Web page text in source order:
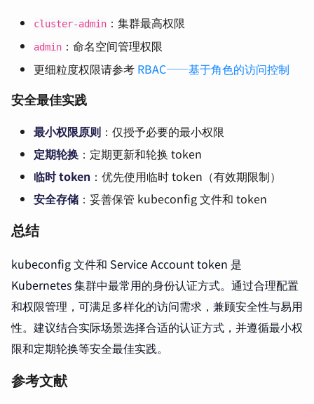
cluster-admin ：集群最高权限
admin ：命名空间管理权限
更细粒度权限请参考 RBAC——基于角色的访问控制
安全最佳实践
最小权限原则 ：仅授予必要的最小权限
定期轮换 ：定期更新和轮换 token
临时 token ：优先使用临时 token（有效期限制）
安全存储 ：妥善保管 kubeconfig 文件和 token
总结
kubeconfig 文件和 Service Account token 是
Kubernetes 集群中最常用的身份认证方式。通过合理配置
和权限管理，可满足多样化的访问需求，兼顾安全性与易用
性。建议结合实际场景选择合适的认证方式，并遵循最小权
限和定期轮换等安全最佳实践。
参考文献